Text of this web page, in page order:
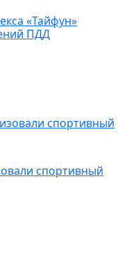
«Тайфун»
ПДД
спортивный